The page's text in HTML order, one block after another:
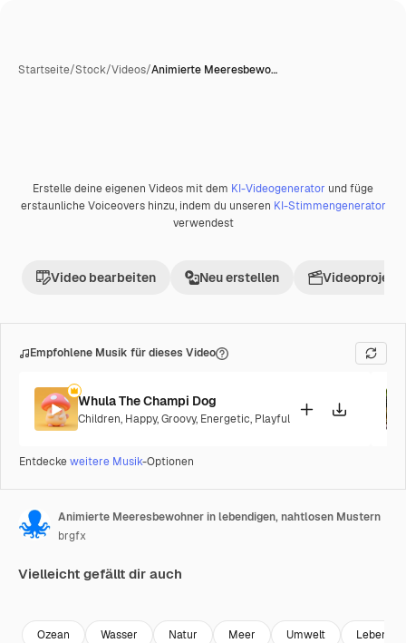
Startseite/Stock/Videos/Animierte Meeresbewo…
Premium
Erstelle deine eigenen Videos mit dem KI-Videogenerator und füge
erstaunliche Voiceovers hinzu, indem du unseren KI-Stimmengenerator
verwendest
Video bearbeiten Neu erstellen Videoprojekt
Empfohlene Musik für dieses Video
Whula The Champi Dog
Children, Happy,Groovy, Energetic, Playful
Entdeckeweitere Musik-Optionen
Animierte Meeresbewohner in lebendigen, nahtlosen Mustern
brgfx
Vielleicht gefällt dir auch
Ozean Wasser Natur Meer Umwelt